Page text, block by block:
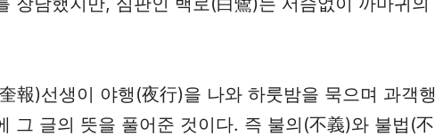
報)선생이 야행(夜行)을 나와 하룻밤을 묵으며 과객행
그 글의 뜻을 풀어준 것이다. 즉 불의(不義)와 불법(不